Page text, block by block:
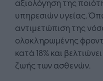
αξιολόγηση της
υπηρεσιών υγείας.
αντιμετώπιση της
ολοκληρωμένης
κατά 18% και
ζωής των ασθενών.